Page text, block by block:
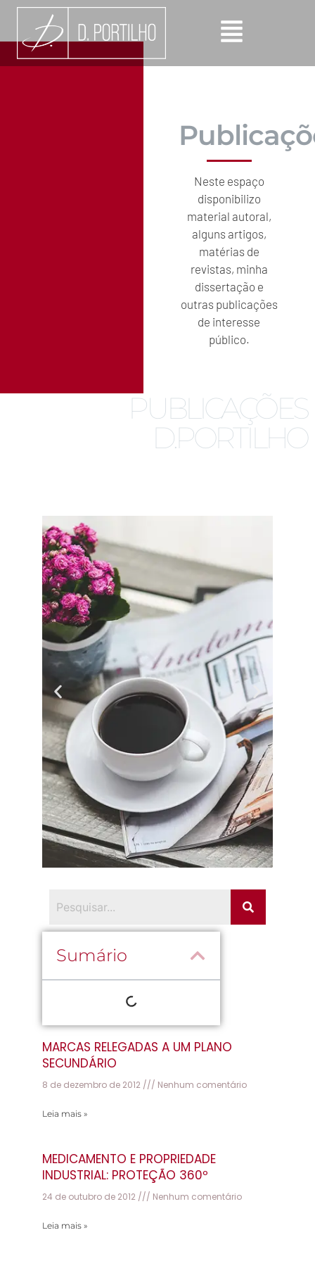
Neste espaço
disponibilizo
material autoral,
alguns artigos,
matérias de
revistas, minha
dissertação e
outras publicações
de interesse
público.
PUBLICAÇÕES
D.PORTILHO
Sumário
MARCAS RELEGADAS A UM PLANO
SECUNDÁRIO
8 de dezembro de 2012 Nenhum comentário
Leia mais »
MEDICAMENTO E PROPRIEDADE
INDUSTRIAL: PROTEÇÃO 360º
24 de outubro de 2012 Nenhum comentário
Leia mais »